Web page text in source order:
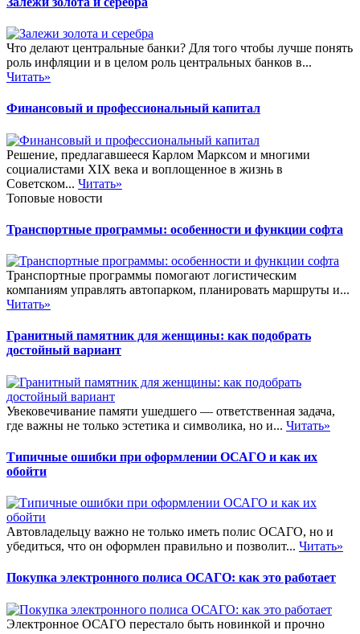
Что делают центральные банки? Для того чтобы лучше понять
роль инфляции и в целом роль центральных банков в...
Читать»
Финансовый и профессиональный капитал
Решение, предлагавшееся Карлом Марксом и многими
социалистами XIX века и воплощенное в жизнь в
Советском... Читать»
Топовые новости
Транспортные программы: особенности и функции софта
Транспортные программы помогают логистическим
компаниям управлять автопарком, планировать маршруты и...
Читать»
Гранитный памятник для женщины: как подобрать
достойный вариант
Увековечивание памяти ушедшего — ответственная задача,
где важны не только эстетика и символика, но и... Читать»
Типичные ошибки при оформлении ОСАГО и как их
обойти
Автовладельцу важно не только иметь полис ОСАГО, но и
убедиться, что он оформлен правильно и позволит... Читать»
Покупка электронного полиса ОСАГО: как это работает
Электронное ОСАГО перестало быть новинкой и прочно